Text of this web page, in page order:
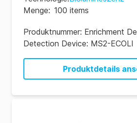
Menge: 100 items
Produktnummer: Enrichment
Detection Device: MS2-ECOLI
Produktdetails